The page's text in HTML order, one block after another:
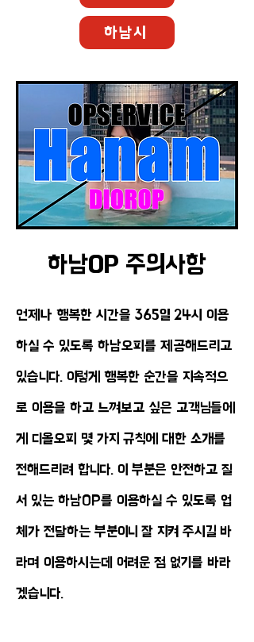
하남시
하남OP 주의사항
​언제나 행복한 시간을 365일 24시 이용
하실 수 있도록 하남오피를 제공해드리고
있습니다. 이렇게 행복한 순간을 지속적으
로 이용을 하고 느껴보고 싶은 고객님들에
게 디올오피 몇 가지 규칙에 대한 소개를
전해드리려 합니다. 이 부분은 안전하고 질
서 있는 하남OP를 이용하실 수 있도록 업
체가 전달하는 부분이니 잘 지켜 주시길 바
라며 이용하시는데 어려운 점 없기를 바라
겠습니다.